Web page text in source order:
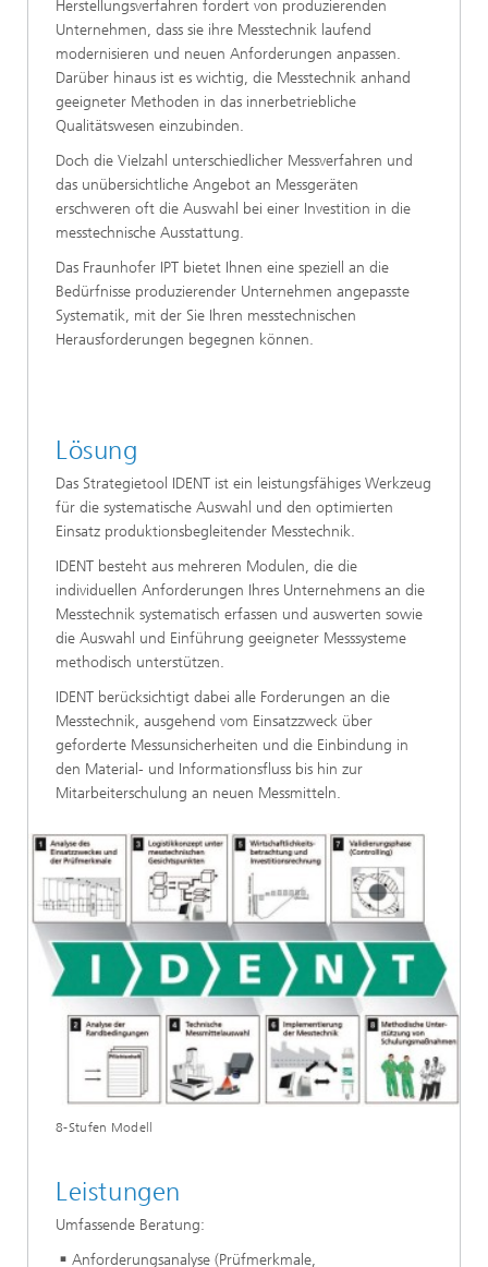
Herstellungsverfahren fordert von produzierenden
Unternehmen, dass sie ihre Messtechnik laufend
modernisieren und neuen Anforderungen anpassen.
Darüber hinaus ist es wichtig, die Messtechnik anhand
geeigneter Methoden in das innerbetriebliche
Qualitätswesen einzubinden.
Doch die Vielzahl unterschiedlicher Messverfahren und
das unübersichtliche Angebot an Messgeräten
erschweren oft die Auswahl bei einer Investition in die
messtechnische Ausstattung.
Das Fraunhofer IPT bietet Ihnen eine speziell an die
Bedürfnisse produzierender Unternehmen angepasste
Systematik, mit der Sie Ihren messtechnischen
Herausforderungen begegnen können.
Lösung
Das Strategietool IDENT ist ein leistungsfähiges Werkzeug
für die systematische Auswahl und den optimierten
Einsatz produktionsbegleitender Messtechnik.
IDENT besteht aus mehreren Modulen, die die
individuellen Anforderungen Ihres Unternehmens an die
Messtechnik systematisch erfassen und auswerten sowie
die Auswahl und Einführung geeigneter Messsysteme
methodisch unterstützen.
IDENT berücksichtigt dabei alle Forderungen an die
Messtechnik, ausgehend vom Einsatzzweck über
geforderte Messunsicherheiten und die Einbindung in
den Material- und Informationsfluss bis hin zur
Mitarbeiterschulung an neuen Messmitteln.
8-Stufen Modell
Leistungen
Umfassende Beratung:
Anforderungsanalyse (Prüfmerkmale,